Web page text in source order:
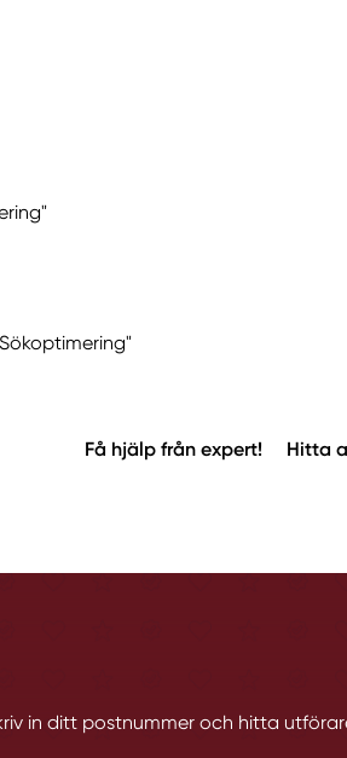
Få hjälp från expert! Hitta
in ditt postnummer och hitta